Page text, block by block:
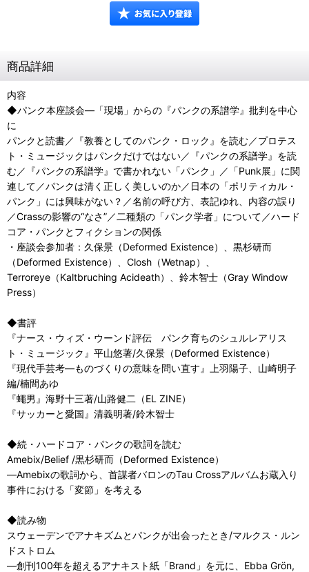
商品詳細
内容
◆パンク本座談会―「現場」からの『パンクの系譜学』批判を中心
に
パンクと読書／『教養としてのパンク・ロック』を読む／プロテス
ト・ミュージックはパンクだけではない／『パンクの系譜学』を読
む／『パンクの系譜学』で書かれない「パンク」／「Punk展」に関
連して／パンクは清く正しく美しいのか／日本の「ポリティカル・
パンク」には興味がない？／名前の呼び方、表記ゆれ、内容の誤り
／Crassの影響の“なさ”／二種類の「パンク学者」について／ハード
コア・パンクとフィクションの関係
・座談会参加者：久保景（Deformed Existence）、黒杉研而
（Deformed Existence）、Closh（Wetnap）、
Terroreye（Kaltbruching Acideath）、鈴木智士（Gray Window
Press）
◆書評
『ナース・ウィズ・ウーンド評伝 パンク育ちのシュルレアリス
ト・ミュージック』平山悠著/久保景（Deformed Existence）
『現代手芸考—ものづくりの意味を問い直す』上羽陽子、山崎明子
編/楠間あゆ
『蠅男』海野十三著/山路健二（EL ZINE）
『サッカーと愛国』清義明著/鈴木智士
◆続・ハードコア・パンクの歌詞を読む
Amebix/Belief /黒杉研而（Deformed Existence）
―Amebixの歌詞から、首謀者バロンのTau Crossアルバムお蔵入り
事件における「変節」を考える
◆読み物
スウェーデンでアナキズムとパンクが出会ったとき/マルクス・ルン
ドストロム
―創刊100年を超えるアナキスト紙「Brand」を元に、Ebba Grön,